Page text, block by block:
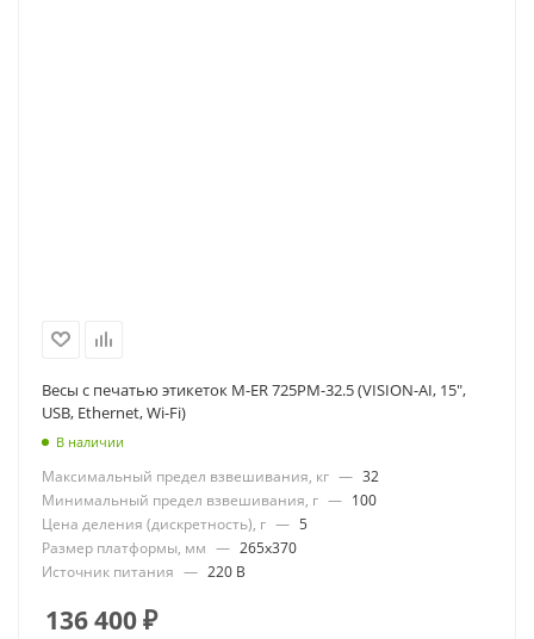
Весы с печатью этикеток M-ER 725PM-32.5 (VISION-AI, 15",
USB, Ethernet, Wi-Fi)
В наличии
Максимальный предел взвешивания, кг — 32
Минимальный предел взвешивания, г — 100
Цена деления (дискретность), г — 5
Размер платформы, мм — 265x370
Источник питания — 220 В
136 400₽